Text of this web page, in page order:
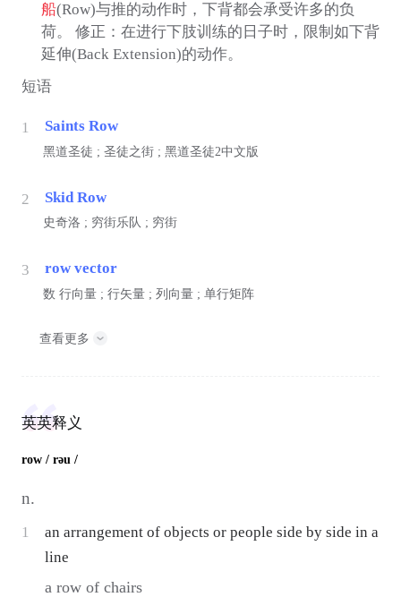
船(Row)与推的动作时，下背都会承受许多的负
荷。 修正：在进行下肢训练的日子时，限制如下背
延伸(Back Extension)的动作。
短语
1 Saints Row
黑道圣徒 ; 圣徒之街 ; 黑道圣徒2中文版
2 Skid Row
史奇洛 ; 穷街乐队 ; 穷街
3 row vector
数 行向量 ; 行矢量 ; 列向量 ; 单行矩阵
查看更多
英英释义
row / rəu /
n.
1
an arrangement of objects or people side by side in a
line
a row of chairs